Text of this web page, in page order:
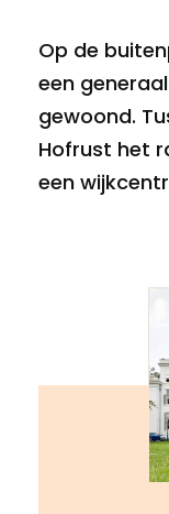
Op de
een
gewoond.
Hofrust het
een